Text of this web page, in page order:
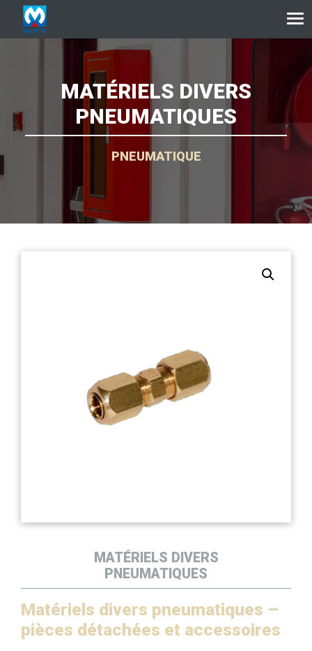
Aller au contenu
MATÉRIELS DIVERS
PNEUMATIQUES
PNEUMATIQUE
MATÉRIELS DIVERS
PNEUMATIQUES
Matériels divers pneumatiques –
pièces détachées et accessoires